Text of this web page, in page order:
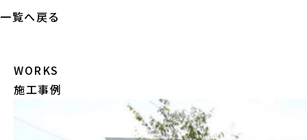
一覧へ戻る
WORKS
施工事例